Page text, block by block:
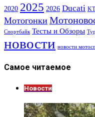
2020 2025 2026 Ducati
Мотогонки
Спортбайк Тесты и Обзоры
новости новости
Самое читаемое
Новости